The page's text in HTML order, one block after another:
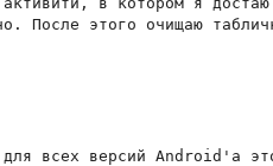
для всех версий Android'а